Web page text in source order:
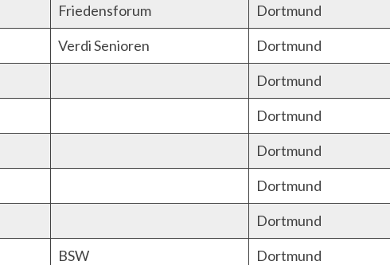
Friedensforum
Dortmund
Verdi Senioren
Dortmund
Dortmund
Dortmund
Dortmund
Dortmund
Dortmund
BSW
Dortmund